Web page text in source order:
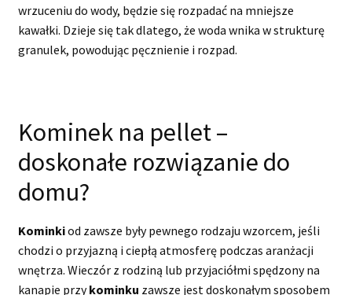
wrzuceniu do wody, będzie się rozpadać na mniejsze
kawałki. Dzieje się tak dlatego, że woda wnika w strukturę
granulek, powodując pęcznienie i rozpad.
Kominek na pellet –
doskonałe rozwiązanie do
domu?
Kominkiod zawsze były pewnego rodzaju wzorcem, jeśli
chodzi o przyjazną i ciepłą atmosferę podczas aranżacji
wnętrza. Wieczór z rodziną lub przyjaciółmi spędzony na
kanapie przykominku zawsze jest doskonałym sposobem